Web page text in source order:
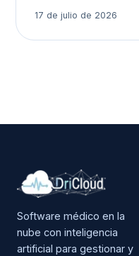
17 de julio de 2026
Software médico en la
nube con inteligencia
artificial para gestionar y